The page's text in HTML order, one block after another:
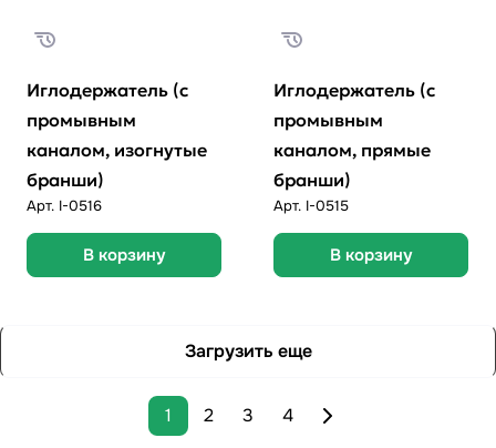
Иглодержатель (с
промывным
каналом, изогнутые
бранши)
Арт. I-0516
В корзину
Иглодержатель (с
промывным
каналом, прямые
бранши)
Арт. I-0515
В корзину
Загрузить еще
1 2 3 4